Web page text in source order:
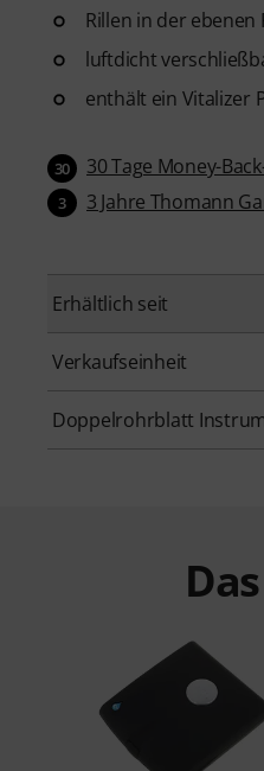
Rillen in der
luftdicht
enthält ein Vitalizer
30 30 Tage Money-
3 3 Jahre Thomann
Erhältlich seit
Verkaufseinheit
Doppelrohrblatt